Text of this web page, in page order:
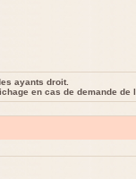
ayants droit.
en cas de demande de